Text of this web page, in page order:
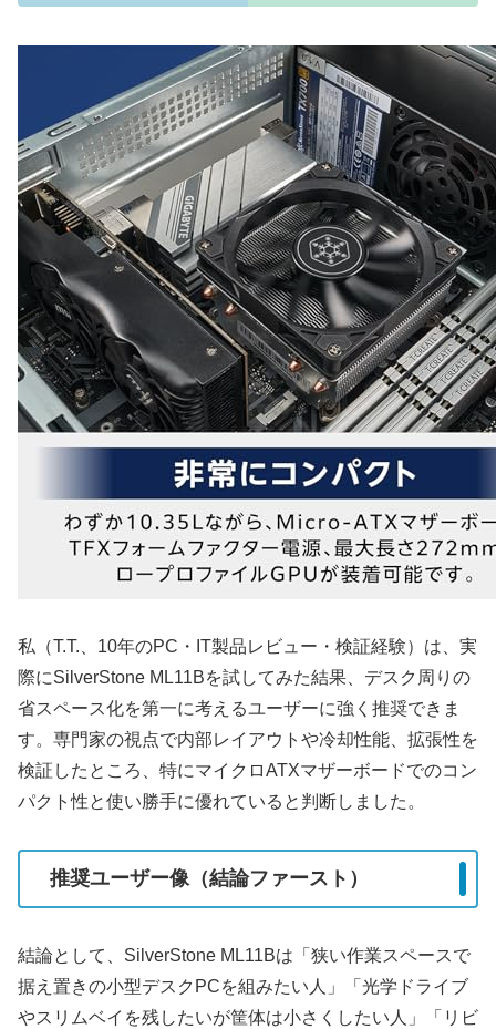
私（T.T.、10年のPC・IT製品レビュー・検証経験）は、実
際にSilverStone ML11Bを試してみた結果、デスク周りの
省スペース化を第一に考えるユーザーに強く推奨できま
す。専門家の視点で内部レイアウトや冷却性能、拡張性を
検証したところ、特にマイクロATXマザーボードでのコン
パクト性と使い勝手に優れていると判断しました。
推奨ユーザー像（結論ファースト）
結論として、SilverStone ML11Bは「狭い作業スペースで
据え置きの小型デスクPCを組みたい人」「光学ドライブ
やスリムベイを残したいが筐体は小さくしたい人」「リビ